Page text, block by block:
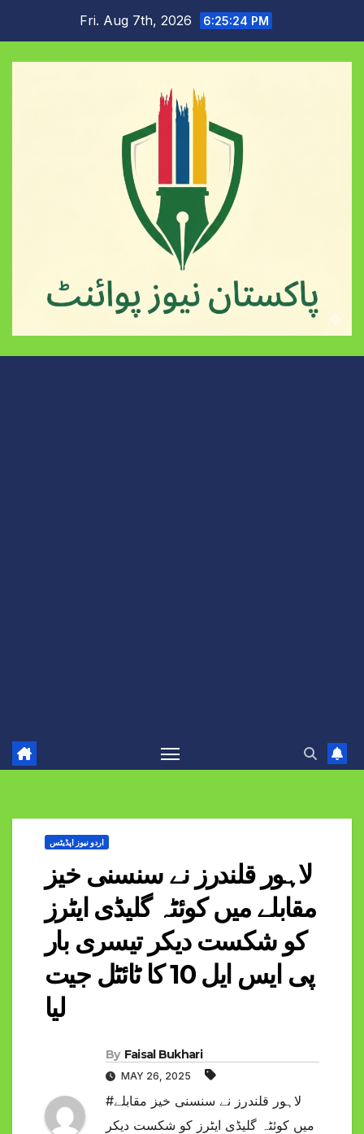
content
Fri. Aug 7th, 2026 6:25:25 PM
اردو نیوز اپڈیٹس
لاہور قلندرز نے سنسنی خیز
مقابلے میں کوئٹہ گلیڈی ایٹرز
کو شکست دیکر تیسری بار
پی ایس ایل 10 کا ٹائٹل جیت
لیا
By Faisal Bukhari
MAY 26, 2025
#لاہور قلندرز نے سنسنی خیز مقابلے
میں کوئٹہ گلیڈی ایٹرز کو شکست دیکر